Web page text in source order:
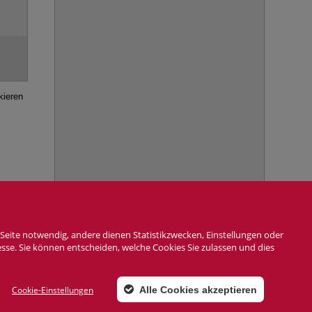
6. August 2026, 15:30
notwendig, andere dienen Statistikzwecken, Einstellungen oder
Sie können entscheiden, welche Cookies Sie zulassen und dies
Cookie-Einstellungen Alle Cookies akzeptieren